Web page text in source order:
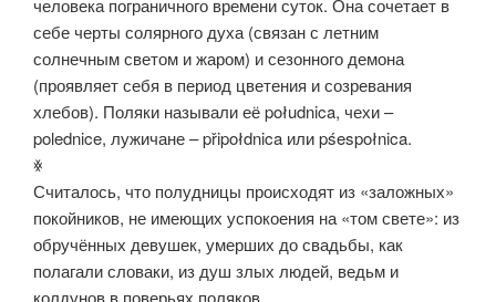
себе черты солярного духа (связан с летним
солнечным светом и жаром) и сезонного демона
(проявляет себя в период цветения и созревания
хлебов). Поляки называли её południca, чехи –
polednice, лужичане – připołdnica или pśespołnica.
ꏍ
Считалось, что полудницы происходят из «заложных»
покойников, не имеющих успокоения на «том свете»: из
обручённых девушек, умерших до свадьбы, как
полагали словаки, из душ злых людей, ведьм и
колдунов в поверьях поляков.